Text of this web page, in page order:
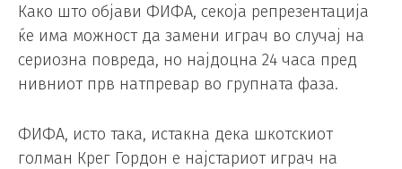
Како што објави ФИФА, секоја репрезентација
ќе има можност да замени играч во случај на
сериозна повреда, но најдоцна 24 часа пред
нивниот прв натпревар во групната фаза.
ФИФА, исто така, истакна дека шкотскиот
голман Крег Гордон е најстариот играч на